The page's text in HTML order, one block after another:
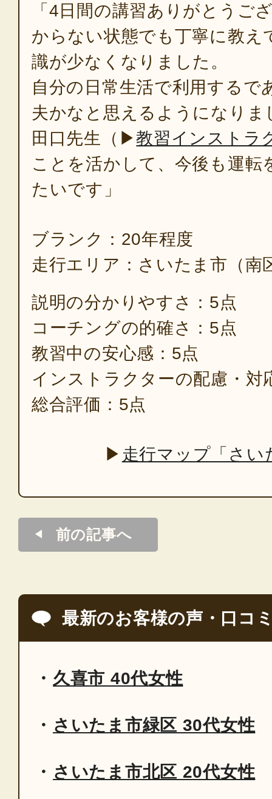
「4日間の講習ありがとうご
からない状態でも丁寧に教え
識が少なくなりました。
自分の日常生活で利用するで
夫かなと思えるようになりま
田口先生（▶教習インストラ
ことを活かして、今後も運転
たいです」
ブランク：20年程度
走行エリア：さいたま市（南
説明の分かりやすさ：5点
コーチングの的確さ：5点
教習中の安心感：5点
インストラクターの配慮・対
総合評価：5点
▶ 走行マップ「さい
前の記事へ
最新のお客様の声・口コ
久喜市 40代女性
さいたま市緑区 30代女性
さいたま市北区 20代女性